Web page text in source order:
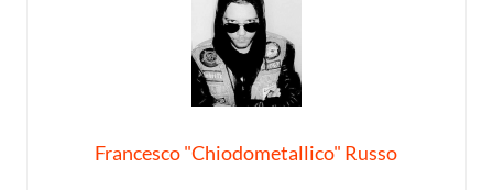
Francesco "Chiodometallico" Russo